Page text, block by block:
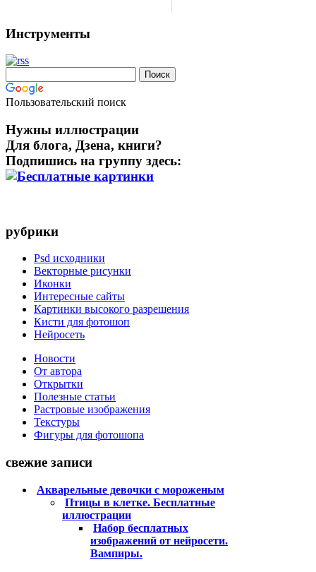
Инструменты
Пользовательский поиск
Нужны иллюстрации
Для блога, Дзена, книги?
Подпишись на группу здесь:
рубрики
Psd исходники
Векторные рисунки
Иконки
Интересные сайты
Картинки высокого разрешения
Кисти для фотошоп
Нейросеть
Новости
От автора
Открытки
Полезные статьи
Растровые изображения
Текстуры
Фигуры для фотошопа
свежие записи
Акварельные девочки с мороженым
Птицы в клетке. Бесплатные
иллюстрации
Набор бесплатных
изображений от нейросети.
Вампиры.